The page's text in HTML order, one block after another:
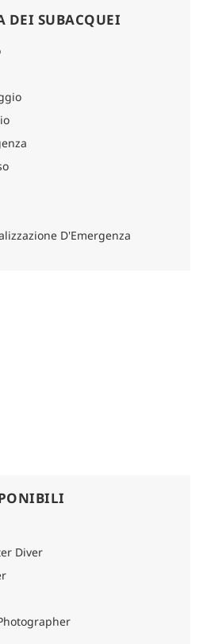
DEI SUBACQUEI
D'Emergenza
Diver